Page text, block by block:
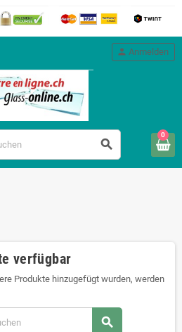
search
person Anmelden
0
verfügbar
Produkte hinzugefügt wurden, werden
search